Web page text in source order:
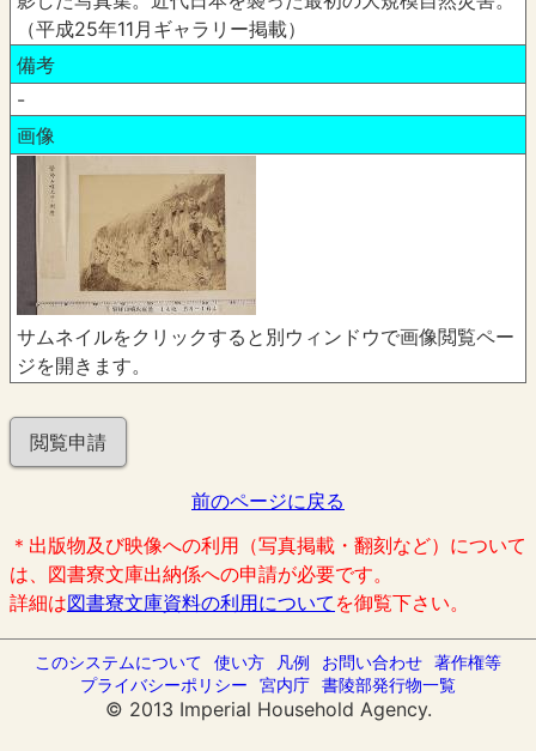
（平成25年11月ギャラリー掲載）
備考
-
画像
サムネイルをクリックすると別ウィンドウで画像閲覧ペー
ジを開きます。
閲覧申請
前のページに戻る
＊出版物及び映像への利用（写真掲載・翻刻など）について
は、図書寮文庫出納係への申請が必要です。
詳細は図書寮文庫資料の利用について を御覧下さい。
このシステムについて 使い方 凡例 お問い合わせ 著作権等
プライバシーポリシー
宮内庁 書陵部発行物一覧
© 2013 Imperial Household Agency.